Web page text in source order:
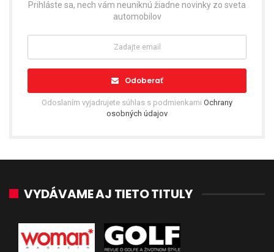
Prihláste sa, nech vám neuniknú žiadne novinky zo sveta
automobilov
Odoberať
Odoslaním vyjadrujete súhlas s podmienkami Ochrany
osobných údajov
VYDÁVAME AJ TIETO TITULY